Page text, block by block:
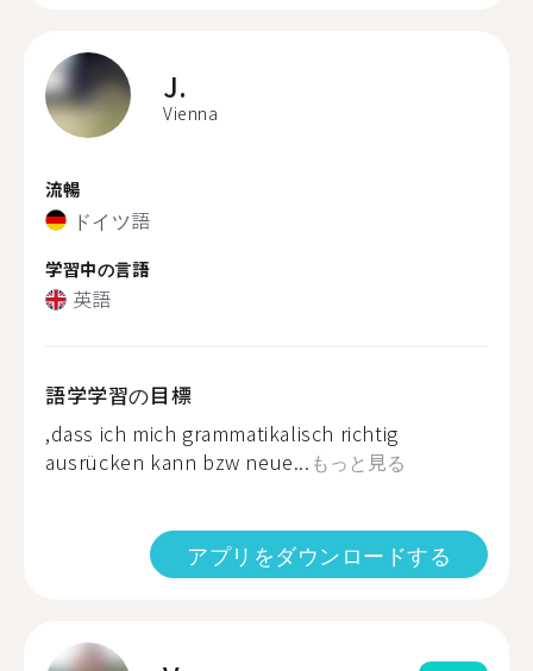
J.
Vienna
流暢
ドイツ語
学習中の言語
英語
語学学習の目標
,dass ich mich grammatikalisch richtig
ausrücken kann bzw neue... もっと見る
アプリをダウンロードする